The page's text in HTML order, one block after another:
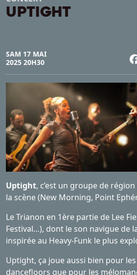
UPTIGHT
SAM 17 MAI
2025 20H30
Uptight, c’est un groupe de
la scène (New Morning, Point
Le Trianon en 1ère partie de Lee
Festival…), dont le son navigue de
inspirée au Heavy-Funk le plus
Uptight, ça joue aussi bien pour
dancefloors que pour les